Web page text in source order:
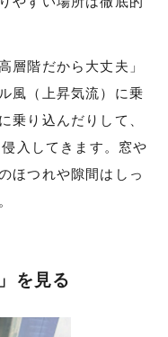
層階だから大丈夫」
風（上昇気流）に乗
乗り込んだりして、
入してきます。窓や
ほつれや隙間はしっ
を見る